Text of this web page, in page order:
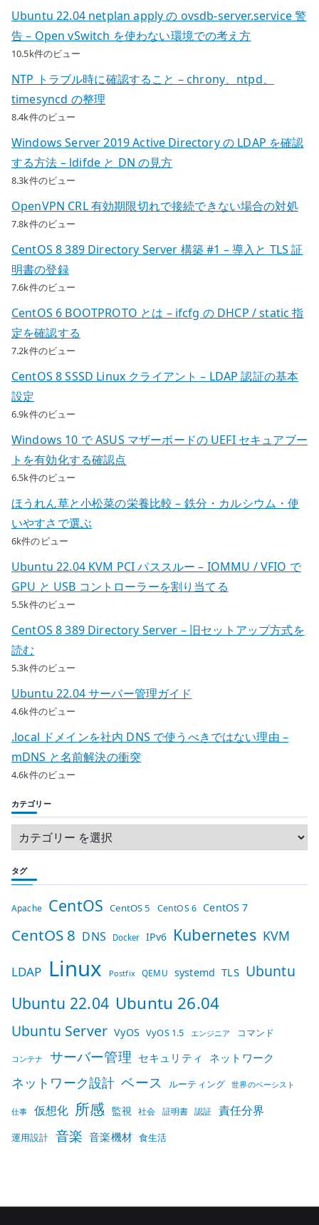
Ubuntu 22.04 netplan apply の ovsdb-server.service 警
告 – Open vSwitch を使わない環境での考え方
10.5k件のビュー
NTP トラブル時に確認すること – chrony、ntpd、
timesyncd の整理
8.4k件のビュー
Windows Server 2019 Active Directory の LDAP を確認
する方法 – ldifde と DN の見方
8.3k件のビュー
OpenVPN CRL 有効期限切れで接続できない場合の対処
7.8k件のビュー
CentOS 8 389 Directory Server 構築 #1 – 導入と TLS 証
明書の登録
7.6k件のビュー
CentOS 6 BOOTPROTO とは – ifcfg の DHCP / static 指
定を確認する
7.2k件のビュー
CentOS 8 SSSD Linux クライアント – LDAP 認証の基本
設定
6.9k件のビュー
Windows 10 で ASUS マザーボードの UEFI セキュアブー
トを有効化する確認点
6.5k件のビュー
ほうれん草と小松菜の栄養比較 – 鉄分・カルシウム・使
いやすさで選ぶ
6k件のビュー
Ubuntu 22.04 KVM PCI パススルー – IOMMU / VFIO で
GPU と USB コントローラーを割り当てる
5.5k件のビュー
CentOS 8 389 Directory Server – 旧セットアップ方式を
読む
5.3k件のビュー
Ubuntu 22.04 サーバー管理ガイド
4.6k件のビュー
.local ドメインを社内 DNS で使うべきではない理由 –
mDNS と名前解決の衝突
4.6k件のビュー
カテゴリー
タグ
Apache CentOS CentOS 5 CentOS 6 CentOS 7
CentOS 8 DNS Docker IPv6 Kubernetes KVM
LDAP Linux Postfix QEMU systemd TLS Ubuntu
Ubuntu 22.04 Ubuntu 26.04
Ubuntu Server VyOS VyOS 1.5 エンジニア コマンド
コンテナ サーバー管理 セキュリティ ネットワーク
ネットワーク設計 ベース ルーティング 世界のベーシスト
仕事 仮想化 所感 監視 社会 証明書 認証 責任分界
運用設計 音楽 音楽機材 食生活